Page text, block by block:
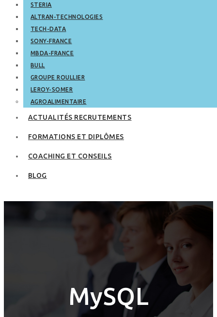
STERIA
ALTRAN-TECHNOLOGIES
TECH-DATA
SONY-FRANCE
MBDA-FRANCE
BULL
GROUPE ROULLIER
LEROY-SOMER
AGROALIMENTAIRE
ACTUALITÉS RECRUTEMENTS
FORMATIONS ET DIPLÔMES
COACHING ET CONSEILS
BLOG
MySQL